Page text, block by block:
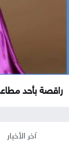
راقصة بأحد
آخر الأخبار